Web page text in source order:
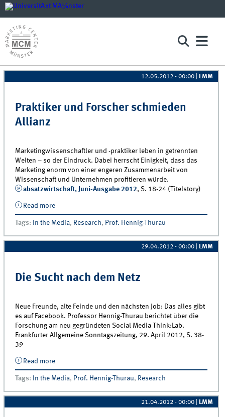
12.05.2012 - 00:00 LMM
Praktiker und Forscher schmieden
Allianz
Marketingwissenschaftler und -praktiker leben in getrennten
Welten – so der Eindruck. Dabei herrscht Einigkeit, dass das
Marketing enorm von einer engeren Zusammenarbeit von
Wissenschaft und Unternehmen profitieren würde.
absatzwirtschaft, Juni-Ausgabe 2012, S. 18-24 (Titelstory)
Read moreabout Praktiker und Forscher schmieden Allianz
Tags: In the Media, Research, Prof. Hennig-Thurau
29.04.2012 - 00:00 LMM
Die Sucht nach dem Netz
Neue Freunde, alte Feinde und den nächsten Job: Das alles gibt
es auf Facebook. Professor Hennig-Thurau berichtet über die
Forschung am neu gegründeten Social Media Think:Lab.
Frankfurter Allgemeine Sonntagszeitung, 29. April 2012, S. 38-
39
Read moreabout Die Sucht nach dem Netz
Tags: In the Media, Prof. Hennig-Thurau, Research
21.04.2012 - 00:00 LMM
Pages